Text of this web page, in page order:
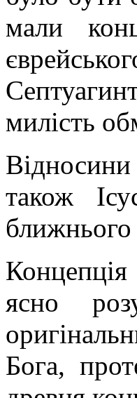
мали
милість
також
ясно
Бога,